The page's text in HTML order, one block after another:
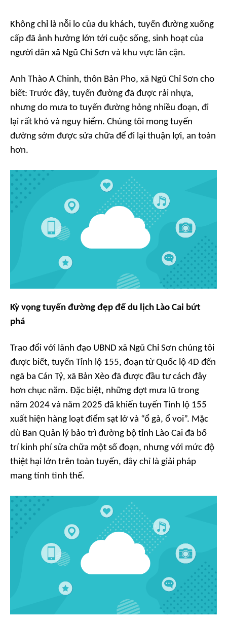
Không chỉ là nỗi lo của du khách, tuyến đường xuống
cấp đã ảnh hưởng lớn tới cuộc sống, sinh hoạt của
người dân xã Ngũ Chỉ Sơn và khu vực lân cận.
Anh Thào A Chinh, thôn Bản Pho, xã Ngũ Chỉ Sơn cho
biết: Trước đây, tuyến đường đã được rải nhựa,
nhưng do mưa to tuyến đường hỏng nhiều đoạn, đi
lại rất khó và nguy hiểm. Chúng tôi mong tuyến
đường sớm được sửa chữa để đi lại thuận lợi, an toàn
hơn.
Kỳ vọng tuyến đường đẹp để du lịch Lào Cai bứt
phá
Trao đổi với lãnh đạo UBND xã Ngũ Chỉ Sơn chúng tôi
được biết, tuyến Tỉnh lộ 155, đoạn từ Quốc lộ 4D đến
ngã ba Cán Tỷ, xã Bản Xèo đã được đầu tư cách đây
hơn chục năm. Đặc biệt, những đợt mưa lũ trong
năm 2024 và năm 2025 đã khiến tuyến Tỉnh lộ 155
xuất hiện hàng loạt điểm sạt lở và “ổ gà, ổ voi”. Mặc
dù Ban Quản lý bảo trì đường bộ tỉnh Lào Cai đã bố
trí kinh phí sửa chữa một số đoạn, nhưng với mức độ
thiệt hại lớn trên toàn tuyến, đây chỉ là giải pháp
mang tính tình thế.